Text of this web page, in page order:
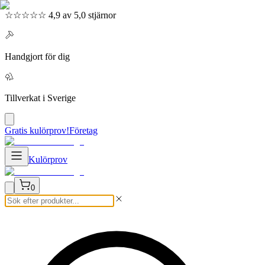
☆☆☆☆☆ 4,9 av 5,0 stjärnor
Handgjort för dig
Tillverkat i Sverige
Gratis kulörprov!Företag
Kulörprov
0